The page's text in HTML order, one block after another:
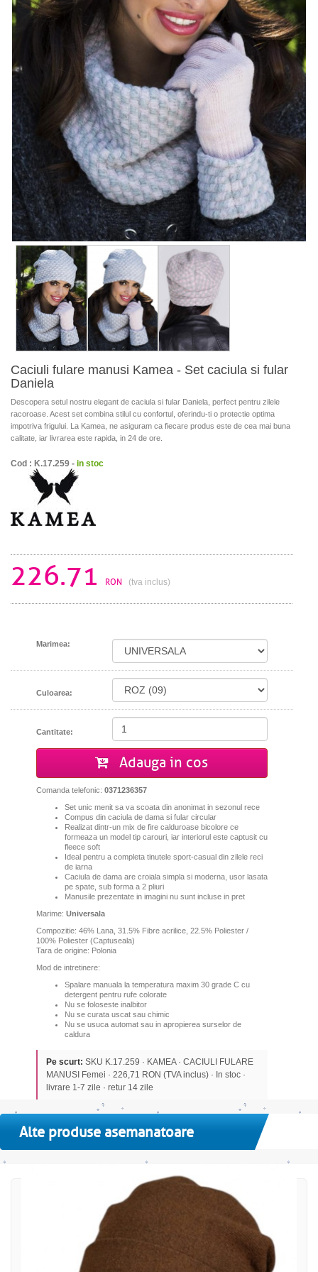
Caciuli fulare manusi Kamea - Set caciula si fular
Daniela
Descopera setul nostru elegant de caciula si fular Daniela, perfect pentru zilele
racoroase. Acest set combina stilul cu confortul, oferindu-ti o protectie optima
impotriva frigului. La Kamea, ne asiguram ca fiecare produs este de cea mai buna
calitate, iar livrarea este rapida, in 24 de ore.
Cod : K.17.259 - in stoc
226.71 RON (tva inclus)
Marimea:
Culoarea:
Cantitate:
Adauga in cos
Comanda telefonic: 0371236357
Set unic menit sa va scoata din anonimat in sezonul rece
Compus din caciula de dama si fular circular
Realizat dintr-unmix de fire calduroase bicolore ce
formeaza un model tip carouri, iar interiorul este captusit cu
fleece soft
Ideal pentru a completa tinutele sport-casual din zilele reci
de iarna
Caciula de dama are croiala simpla si moderna, usor lasata
pe spate, sub forma a 2 pliuri
Manusile prezentate in imagini nu sunt incluse in pret
Marime: Universala
Compozitie: 46% Lana, 31.5% Fibre acrilice, 22.5% Poliester /
100% Poliester (Captuseala)
Tara de origine: Polonia
Mod de intretinere:
Spalare manuala la temperatura maxim 30 grade C cu
detergent pentru rufe colorate
Nu se foloseste inalbitor
Nu se curata uscat sau chimic
Nu se usuca automat sau in apropierea surselor de
caldura
Pe scurt: SKU K.17.259 · KAMEA · CACIULI FULARE
MANUSI Femei · 226,71 RON (TVA inclus) · In stoc ·
livrare 1-7 zile · retur 14 zile
Alte produse asemanatoare